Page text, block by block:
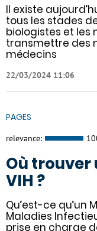
Il existe
tous les stades
biologistes et les
transmettre des
médecins
22/03/2024 11:06
PAGES
relevance:
Où
VIH ?
Qu’est-ce qu’un
Maladies
prise en charge